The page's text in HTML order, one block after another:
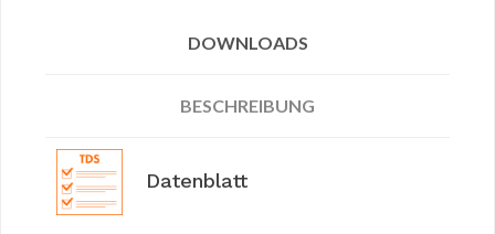
DOWNLOADS
BESCHREIBUNG
Datenblatt